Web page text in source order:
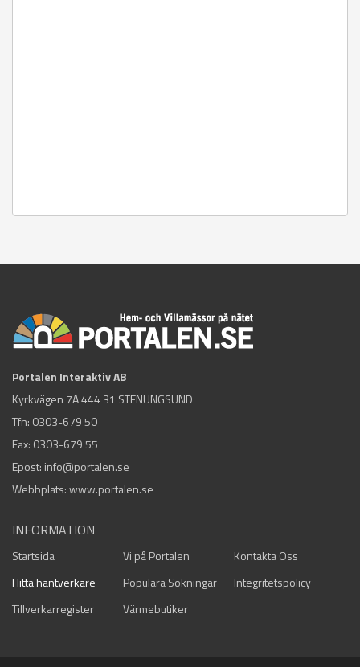
Portalen Interaktiv AB
Kyrkvägen 7A 444 31 STENUNGSUND
Tfn: 0303-679 50
Fax: 0303-679 55
Epost: info@portalen.se
Webbplats: www.portalen.se
INFORMATION
Startsida Vi på Portalen
Kontakta Oss
Hitta hantverkare
Populära Sökningar
Integritetspolicy
Tillverkarregister
Värmebutiker